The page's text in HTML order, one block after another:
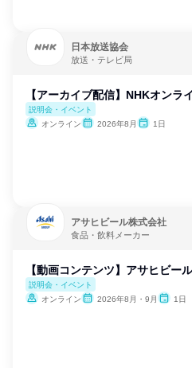
日本放送協会
放送・テレビ局
【アーカイブ配信】NHKオンラ
説明会・イベント
オンライン
2026年8月 1日
アサヒビール株式会社
食品・飲料メーカー
【動画コンテンツ】アサヒビー
説明会・イベント
オンライン
2026年8月・9月 1日